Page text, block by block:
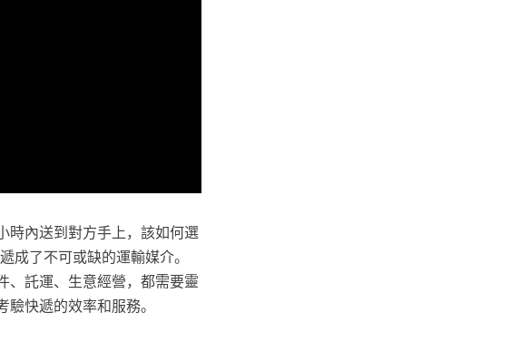
時內送到對方手上，該如何選
成了不可或缺的運輸媒介。
、託運、生意經營，都需要靈
快遞的效率和服務。